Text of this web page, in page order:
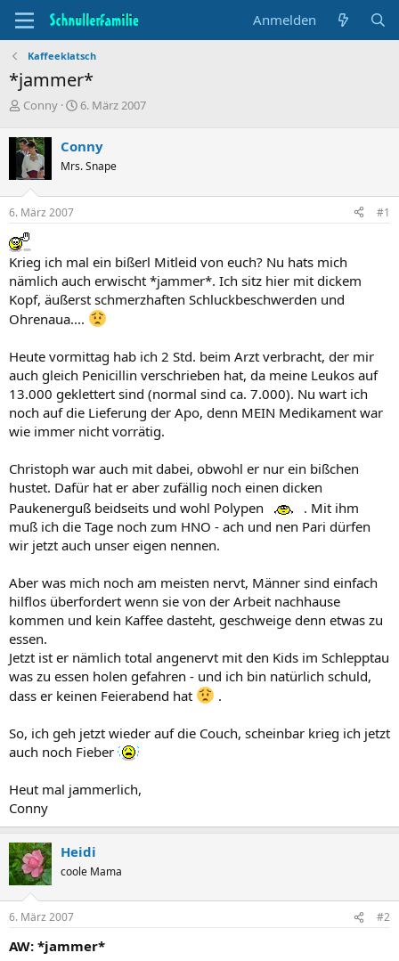
Anmelden
Kaffeeklatsch
*jammer*
T
e
m
e
n
s
t
a
r
t
e
r
Conny
B
i
n
d
m
6. März 2007
Conny
Mrs. Snape
6. März 2007 #1
Krieg ich mal ein bißerl Mitleid von euch? Nu hats mich
nämlich auch erwischt *jammer*. Ich sitz hier mit dickem
Kopf, äußerst schmerzhaften Schluckbeschwerden und
Ohrenaua....
Heute vormittag hab ich 2 Std. beim Arzt verbracht, der mir
auch gleich Penicillin verschrieben hat, da meine Leukos auf
13.000 geklettert sind (normal sind ca. 7.000). Nu wart ich
noch auf die Lieferung der Apo, denn MEIN Medikament war
wie immer nicht vorrätig.
Christoph war auch mit dabei, obwohl er nur ein bißchen
hustet. Dafür hat er aber zufällig noch einen dicken
Paukenerguß beidseits und wohl Polypen
. Mit ihm
muß ich die Tage noch zum HNO - ach und nen Pari dürfen
wir jetzt auch unser eigen nennen.
Aber was mich noch am meisten nervt, Männer sind einfach
hilflos überfordert wenn sie von der Arbeit nachhause
kommen und kein Kaffee dasteht, geschweige denn etwas zu
essen.
Jetzt ist er nämlich total angenervt mit den Kids im Schlepptau
was zu essen holen gefahren - und ich bin natürlich schuld,
dass er keinen Feierabend hat
.
So, ich geh jetzt wieder auf die Couch, scheinbar krieg ich jetzt
auch noch Fieber
Heut mal jammerlich,
Conny
Heidi
coole Mama
6. März 2007 #2
AW: *jammer*